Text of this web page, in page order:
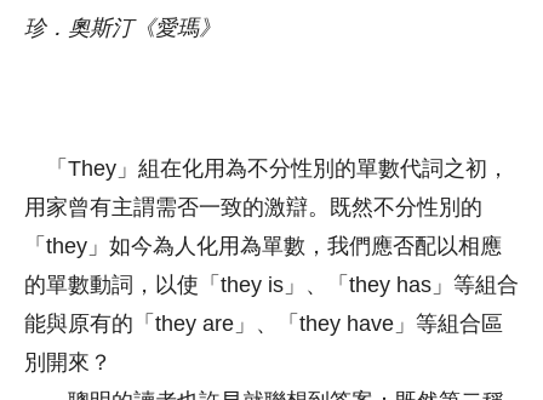
珍．奧斯汀《愛瑪》
「They」組在化用為不分性別的單數代詞之初，
用家曾有主謂需否一致的激辯。既然不分性別的
「they」如今為人化用為單數，我們應否配以相應
的單數動詞，以使「they is」、「they has」等組合
能與原有的「they are」、「they have」等組合區
別開來？